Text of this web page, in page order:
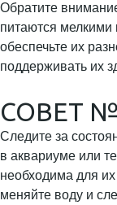
Обратите
питаются
обеспечьте их
поддерживать их
СОВЕТ
Следите за
в аквариуме или
необходима для
меняйте воду и